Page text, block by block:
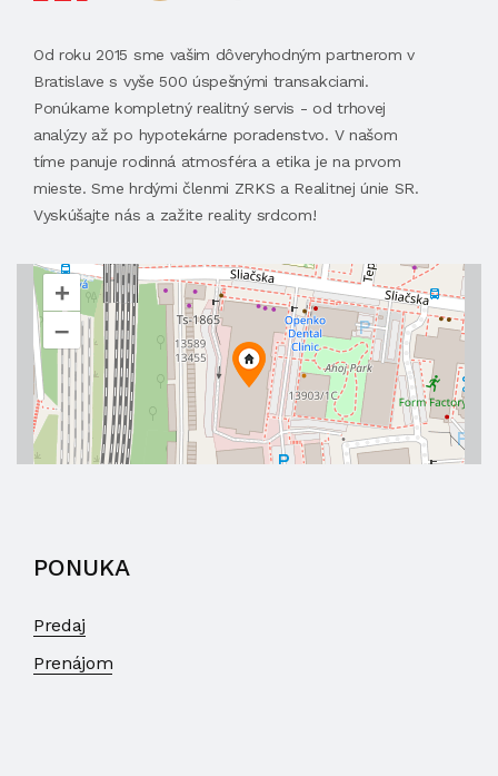
Od roku 2015 sme vašim dôveryhodným partnerom v
Bratislave s vyše 500 úspešnými transakciami.
Ponúkame kompletný realitný servis - od trhovej
analýzy až po hypotekárne poradenstvo. V našom
tíme panuje rodinná atmosféra a etika je na prvom
mieste. Sme hrdými členmi ZRKS a Realitnej únie SR.
Vyskúšajte nás a zažite reality srdcom!
+
–
PONUKA
Predaj
Prenájom